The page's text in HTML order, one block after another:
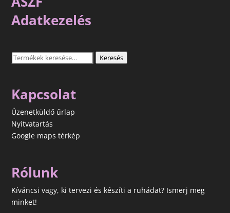
Adatkezelés
Keresés
Keresés
Kapcsolat
Üzenetküldő űrlap
Nyitvatartás
Google maps térkép
Rólunk
Kíváncsi vagy, ki tervezi és készíti a ruhádat? Ismerj meg
minket!